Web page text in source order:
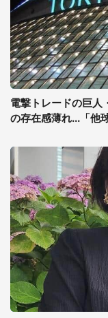
電撃トレードの巨人
の存在感薄れ...「他